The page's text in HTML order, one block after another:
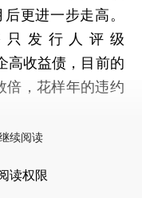
更进一步走高。
发行人评级
高收益债，目前的
倍，花样年的违约
续阅读
读权限